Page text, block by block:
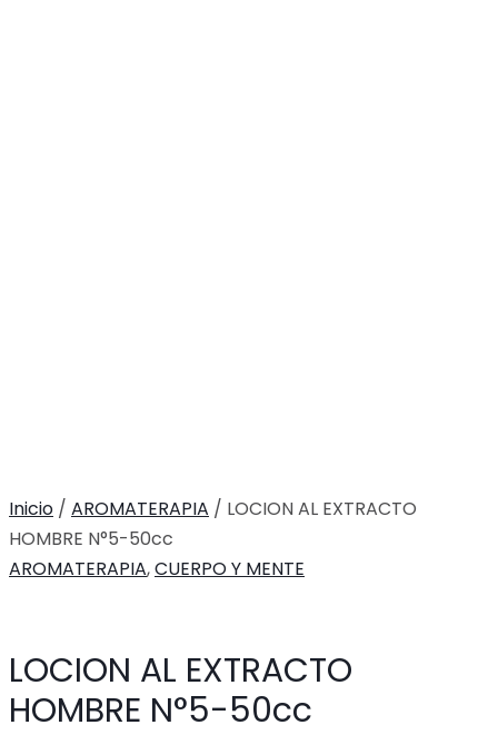
Inicio / AROMATERAPIA / LOCION AL EXTRACTO
HOMBRE N°5-50cc
AROMATERAPIA,CUERPO Y MENTE
LOCION AL EXTRACTO
HOMBRE N°5-50cc